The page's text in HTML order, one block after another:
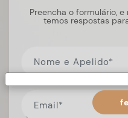
Preencha o formulário,
temos respostas